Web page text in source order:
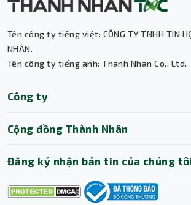
Tên công ty tiếng việt: CÔNG TY TNHH TIN
NHÂN.
Tên công ty tiếng anh: Thanh Nhan Co., Ltd.
Công ty
Cộng đồng Thành Nhân
Đăng ký nhận bản tin của chúng